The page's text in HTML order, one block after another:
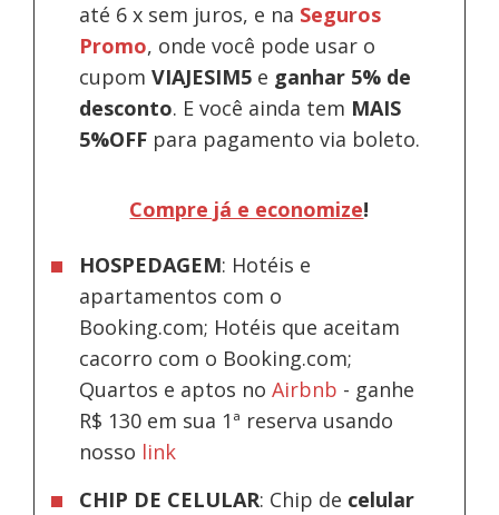
até 6 x sem juros, e na Seguros
Promo, onde você pode usar o
cupomVIAJESIM5 e ganhar 5% de
desconto. E você ainda tem MAIS
5%OFF para pagamento via boleto.
Compre já e economize!
HOSPEDAGEM: Hotéis e
apartamentos com o
Booking.com; Hotéis que aceitam
cacorro com o Booking.com;
Quartos e aptos noAirbnb - ganhe
R$ 130 em sua 1ª reserva usando
nosso link
CHIP DE CELULAR: Chip de celular